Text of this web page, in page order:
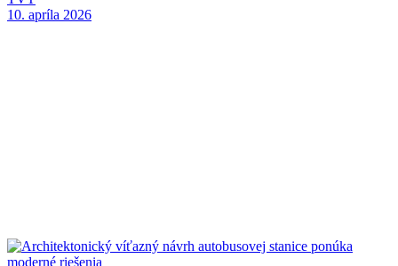
10. apríla 2026